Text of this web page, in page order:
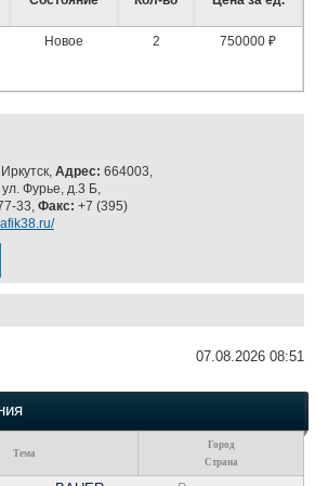
Новое 2 750000 ₽
Иркутск, Адрес: 664003,
Фурье, д.3 Б,
33, Факс: +7 (395)
07.08.2026 08:51
Тема
Город
Страна